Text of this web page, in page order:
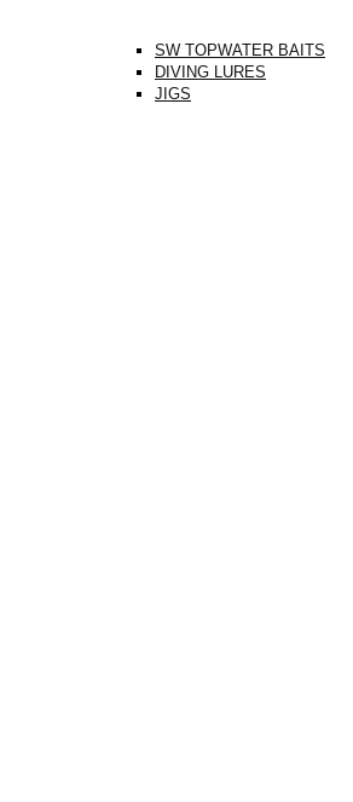
SW TOPWATER BAITS
DIVING LURES
JIGS